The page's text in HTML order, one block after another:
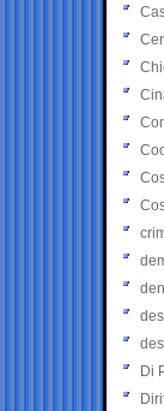
Di